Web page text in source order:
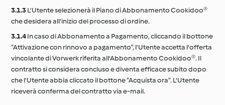
3.1.3L'Utente selezionerà il Piano di Abbonamento Cookidoo®
che desidera all'inizio del processo di ordine.
3.1.4In caso di Abbonamento a Pagamento, cliccando il bottone
“Attivazione con rinnovo a pagamento”, l'Utente accetta l'offerta
vincolante di Vorwerk riferita all'Abbonamento Cookidoo®. Il
contratto si considera concluso e diventa efficace subito dopo
che l'Utente abbia cliccato il bottone “Acquista ora“. L'Utente
riceverà conferma del contratto via e-mail.